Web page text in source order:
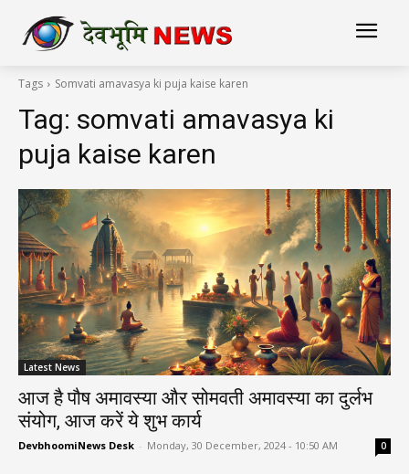
Tags Somvati amavasya ki puja kaise karen
Tag: somvati amavasya ki
puja kaise karen
Latest News
आज है पौष अमावस्या और सोमवती अमावस्या का दुर्लभ
संयोग, आज करें ये शुभ कार्य
DevbhoomiNews Desk - Monday, 30 December, 2024 - 10:50 AM 0